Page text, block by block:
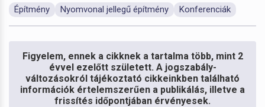
Építmény Nyomvonal jellegű építmény Konferenciák
Figyelem, ennek a cikknek a tartalma több, mint 2
évvel ezelőtt született. A jogszabály-
változásokról tájékoztató cikkeinkben található
információk értelemszerűen a publikálás, illetve a
frissítés időpontjában érvényesek.